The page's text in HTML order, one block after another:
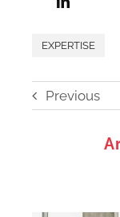
EXPERTISE
Previous